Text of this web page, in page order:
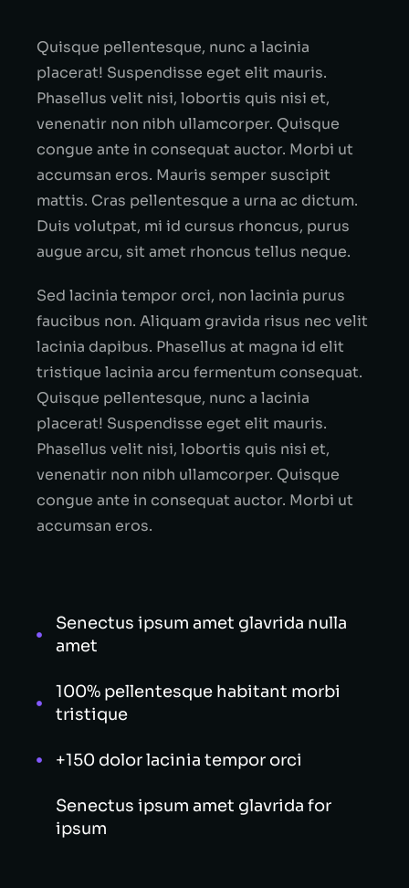
Quisque pellentesque, nunc a lacinia
placerat! Suspendisse eget elit mauris.
Phasellus velit nisi, lobortis quis nisi et,
venenatir non nibh ullamcorper. Quisque
congue ante in consequat auctor. Morbi ut
accumsan eros. Mauris semper suscipit
mattis. Cras pellentesque a urna ac dictum.
Duis volutpat, mi id cursus rhoncus, purus
augue arcu, sit amet rhoncus tellus neque.
Sed lacinia tempor orci, non lacinia purus
faucibus non. Aliquam gravida risus nec velit
lacinia dapibus. Phasellus at magna id elit
tristique lacinia arcu fermentum consequat.
Quisque pellentesque, nunc a lacinia
placerat! Suspendisse eget elit mauris.
Phasellus velit nisi, lobortis quis nisi et,
venenatir non nibh ullamcorper. Quisque
congue ante in consequat auctor. Morbi ut
accumsan eros.
Senectus ipsum amet glavrida nulla
amet
100% pellentesque habitant morbi
tristique
+150 dolor lacinia tempor orci
Senectus ipsum amet glavrida for
ipsum